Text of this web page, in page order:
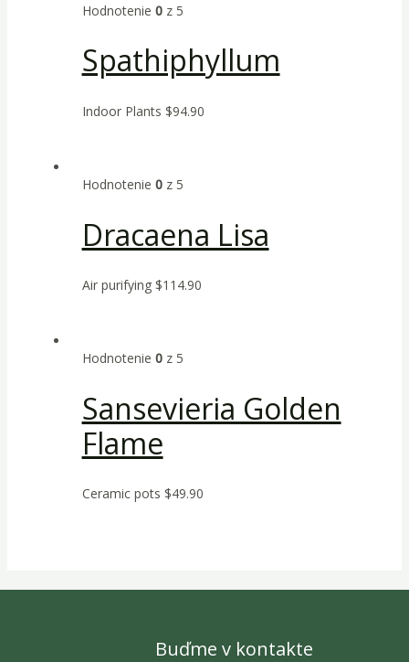
Hodnotenie 0z 5
Spathiphyllum
Indoor Plants $94.90
Hodnotenie 0z 5
Dracaena Lisa
Air purifying $114.90
Hodnotenie 0z 5
Sansevieria Golden
Flame
Ceramic pots $49.90
Buďme v kontakte